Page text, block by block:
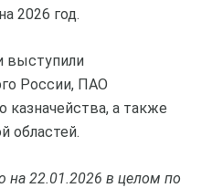
2026 год.
выступили
России, ПАО
казначейства, а также
областей.
на 22.01.2026 в целом по